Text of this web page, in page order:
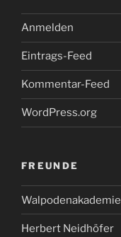
Anmelden
Eintrags-Feed
Kommentar-Feed
WordPress.org
FREUNDE
Walpodenakademie
Herbert Neidhöfer